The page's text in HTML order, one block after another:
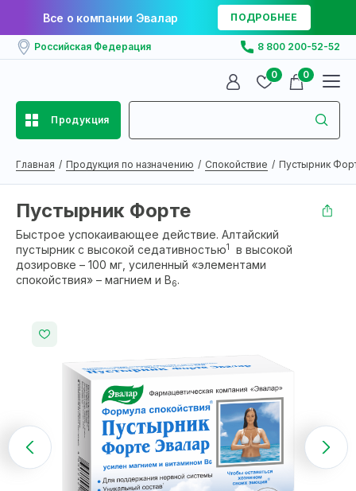
Все о компании Эвалар ПОДРОБНЕЕ
Российская Федерация 8 800 200-52-52
0 0
Продукция
Главная Продукция по назначению Спокойствие Пустырник
Пустырник Форте
Быстрое успокаивающее действие. Алтайский
пустырник с высокой седативностью1
в высокой
дозировке – 100 мг, усиленный «элементами
спокойствия» – магнием и В6.